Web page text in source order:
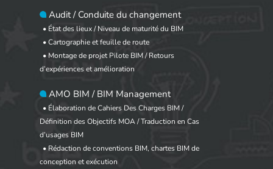
Audit / Conduite du changement
• État des lieux / Niveau de maturité du BIM
• Cartographie et feuille de route
• Montage de projet Pilote BIM / Retours
d’expériences et amélioration
AMO BIM / BIM Management
• Élaboration de Cahiers Des Charges BIM /
Définition des Objectifs MOA / Traduction en Cas
d’usages BIM
• Rédaction de conventions BIM, chartes BIM de
conception et exécution